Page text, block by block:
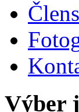
Výber